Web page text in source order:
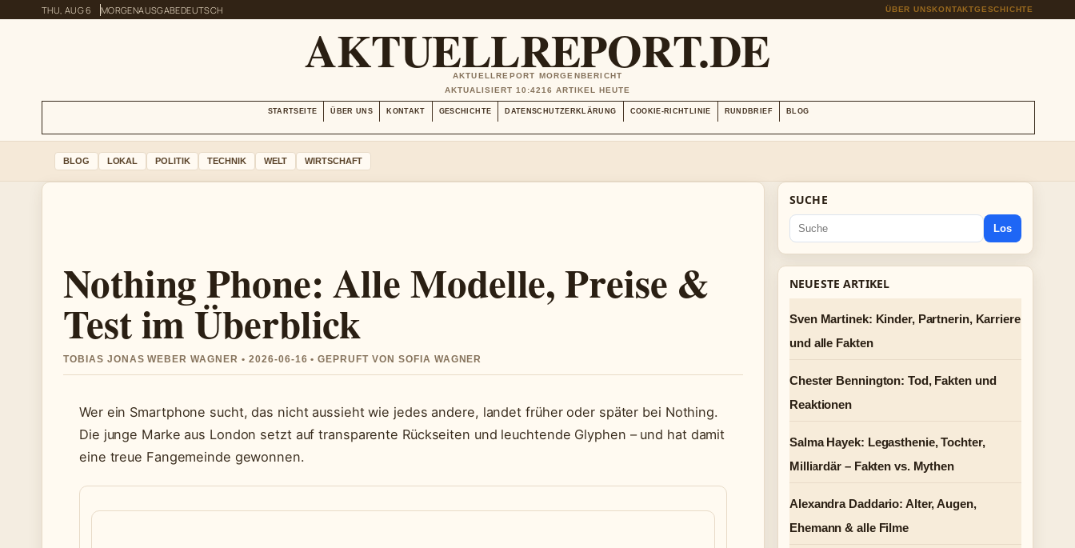
THU, AUG 6 MORGENAUSGABEDEUTSCH ÜBER UNSKONTAKTGESCHICHTE
AKTUELLREPORT.DE
AKTUELLREPORT MORGENBERICHT
AKTUALISIERT 10:4216 ARTIKEL HEUTE
STARTSEITE ÜBER UNS KONTAKT GESCHICHTE DATENSCHUTZERKLÄRUNG COOKIE-RICHTLINIE RUNDBRIEF BLOG
BLOG LOKAL POLITIK TECHNIK WELT WIRTSCHAFT
Nothing Phone: Alle Modelle, Preise &
Test im Überblick
TOBIAS JONAS WEBER WAGNER • 2026-06-16 • GEPRUFT VON SOFIA WAGNER
Wer ein Smartphone sucht, das nicht aussieht wie jedes andere, landet früher oder später bei Nothing.
Die junge Marke aus London setzt auf transparente Rückseiten und leuchtende Glyphen – und hat damit
eine treue Fangemeinde gewonnen.
SUCHE
Los
NEUESTE ARTIKEL
Sven Martinek: Kinder, Partnerin, Karriere
und alle Fakten
Chester Bennington: Tod, Fakten und
Reaktionen
Salma Hayek: Legasthenie, Tochter,
Milliardär – Fakten vs. Mythen
Alexandra Daddario: Alter, Augen,
Ehemann & alle Filme